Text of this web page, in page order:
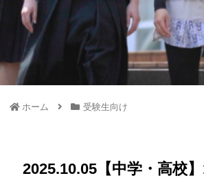
ホーム 受験生向け
2025.10.05【中学・高校】